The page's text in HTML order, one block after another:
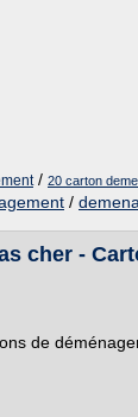
/ 20 carton
/
cher -
de